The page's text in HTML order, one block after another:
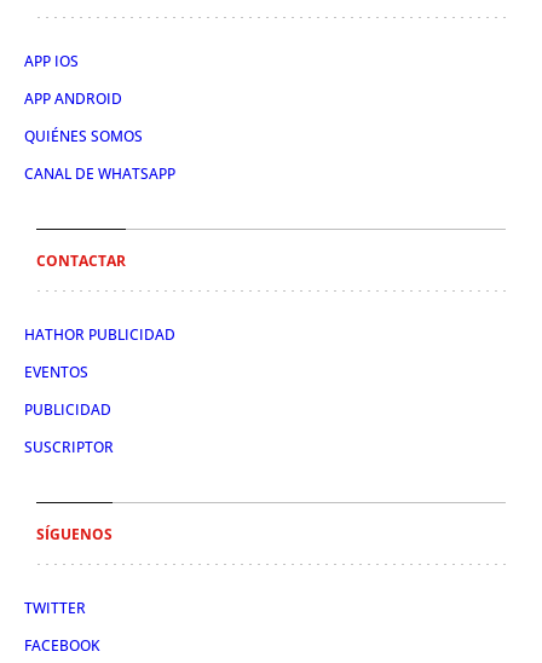
APP IOS
APP ANDROID
QUIÉNES SOMOS
CANAL DE WHATSAPP
CONTACTAR
HATHOR PUBLICIDAD
EVENTOS
PUBLICIDAD
SUSCRIPTOR
SÍGUENOS
TWITTER
FACEBOOK